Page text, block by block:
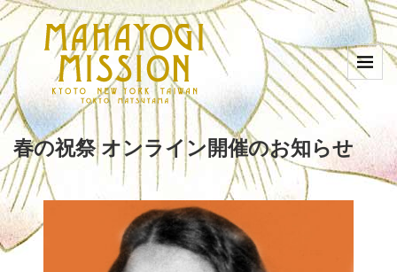
春の祝祭 オンライン開催のお知らせ